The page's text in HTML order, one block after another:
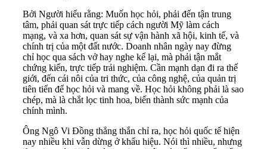
Bởi Người hiểu rằng: Muốn học hỏi, phải đến tận trung
tâm, phải quan sát trực tiếp cách người Mỹ làm cách
mạng, và xa hơn, quan sát sự vận hành xã hội, kinh tế, và
chính trị của một đất nước. Doanh nhân ngày nay đừng
chỉ học qua sách vở hay nghe kể lại, mà phải tận mắt
chứng kiến, trực tiếp trải nghiệm. Cần mạnh dạn đi ra thế
giới, đến cái nôi của tri thức, của công nghệ, của quản trị
tiên tiến để học hỏi và mang về. Học hỏi không phải là sao
chép, mà là chắt lọc tinh hoa, biến thành sức mạnh của
chính mình.
Ông Ngô Vi Đồng thẳng thắn chỉ ra, học hỏi quốc tế hiện
nay nhiều khi vẫn dừng ở khẩu hiệu. Nói thì nhiều, nhưng